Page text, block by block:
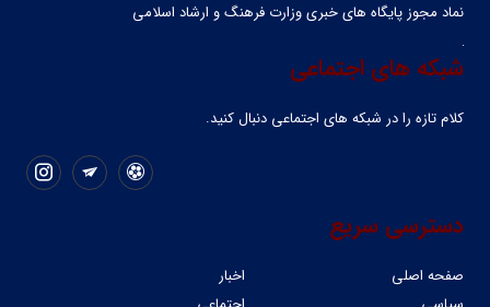
نماد مجوز پایگاه های خبری وزارت فرهنگ و ارشاد اسلامی
شبکه های اجتماعی
کلام تازه را در شبکه ‌های اجتماعی دنبال کنید.
دسترسی سریع
صفحه اصلی
اخبار